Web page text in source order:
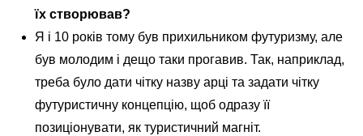
їх створював?
Я і 10 років тому був прихильникомфутуризму, але
був молодим і дещо таки прогавив. Так, наприклад,
треба було дати чітку назву арці та задати чітку
футуристичну концепцію, щоб одразу її
позиціонувати, як туристичний магніт.